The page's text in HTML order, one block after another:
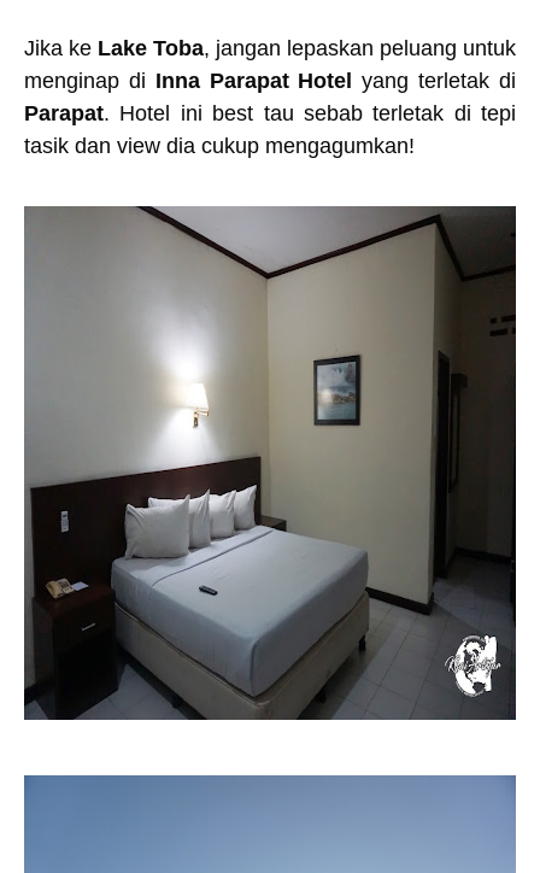
Jika ke Lake Toba, jangan lepaskan peluang untuk
menginap di Inna Parapat Hotel
yang terletak di
Parapat. Hotel ini best tau sebab terletak di tepi
tasik dan view dia cukup mengagumkan!